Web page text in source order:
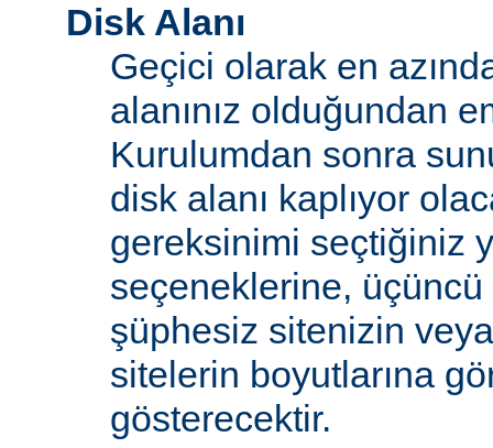
Disk Alanı
Geçici olarak en
alanınız olduğundan
Kurulumdan sonra
disk alanı kaplıyor
gereksinimi seçtiğiniz
seçeneklerine,
şüphesiz sitenizin
sitelerin boyutlarına
gösterecektir.